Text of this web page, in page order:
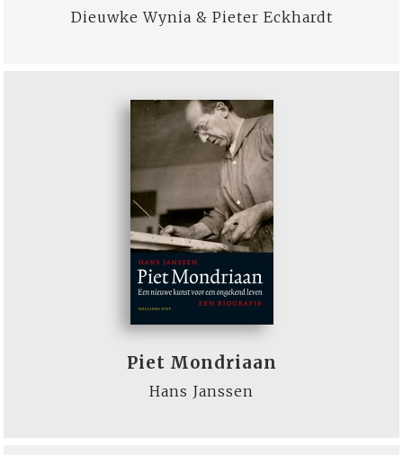
Dieuwke Wynia & Pieter Eckhardt
Piet Mondriaan
Hans Janssen